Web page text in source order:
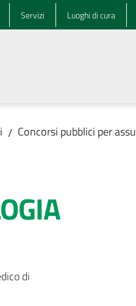
Servizi Luoghi di cura
/ Concorsi pubblici per
di